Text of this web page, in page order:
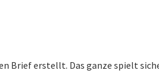
Brief erstellt. Das ganze spielt